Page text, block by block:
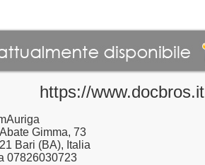
https://www.docbros.it
Gimma, 73
Bari (BA), Italia
07826030723